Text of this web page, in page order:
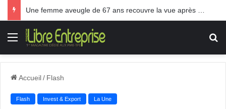
Menu
Accueil/ Flash
Flash Invest & Export La Une